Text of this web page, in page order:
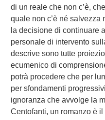
di un reale che non c’è,
quale non c’è né salvezza
la decisione di continuare
personale di intervento
descrive sono tutte
ecumenico di
potrà procedere che per
per sfondamenti
ignoranza che avvolge la
Centofanti, un romanzo è